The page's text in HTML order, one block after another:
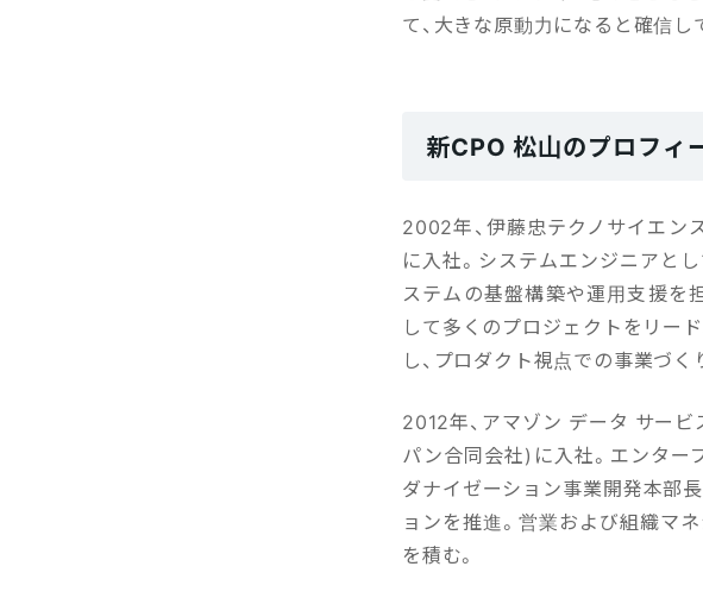
て、大きな原動力になると確信し
新CPO 松山のプロフィ
2002年、伊藤忠テクノサイエン
に入社。システムエンジニアと
ステムの基盤構築や運用支援を
して多くのプロジェクトをリー
し、プロダクト視点での事業づく
2012年、アマゾン データ サー
パン合同会社)に入社。エンタ
ダナイゼーション事業開発本部
ョンを推進。営業および組織マ
を積む。